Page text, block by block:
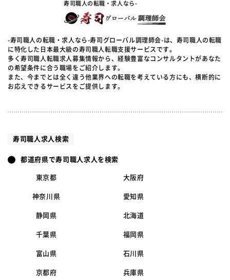
寿司職人の転職・求人なら-
-寿司職人の転職・求人なら-寿司グローバル調理師会-は、寿司職人の転職
に特化した日本最大級の寿司職人転職支援サービスです。
多く寿司職人転職求人募集情報から、経験豊富なコンサルタントがあなた
の希望条件に合う職場をご紹介します。
また、今までとは全く違う他業界への転職を考えている方にも、横断的に
お応えできるサービスをご提供します。
寿司職人求人検索
都道府県で寿司職人求人を検索
東京都 大阪府
神奈川県 愛知県
静岡県 北海道
千葉県 福岡県
富山県 石川県
京都府 兵庫県